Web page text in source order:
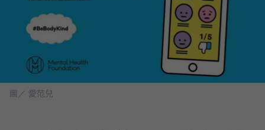
圖／ 愛范兒